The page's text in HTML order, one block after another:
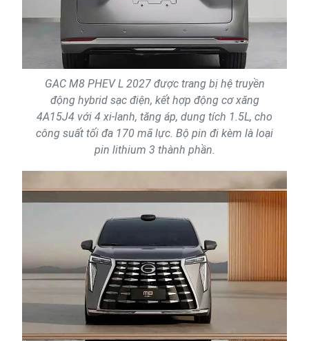
GAC M8 PHEV L 2027 được trang bị hệ truyền
động hybrid sạc điện, kết hợp động cơ xăng
4A15J4 với 4 xi-lanh, tăng áp, dung tích 1.5L, cho
công suất tối đa 170 mã lực. Bộ pin đi kèm là loại
pin lithium 3 thành phần.